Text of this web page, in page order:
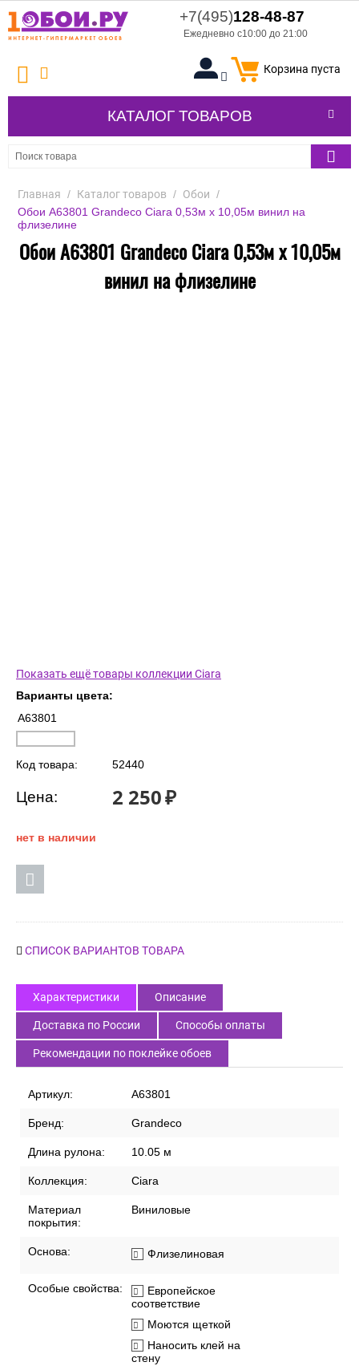
+7(495)128-48-87
Ежедневно с10:00 до 21:00
Корзина пуста
КАТАЛОГ ТОВАРОВ
Главная / Каталог товаров / Обои /
Обои A63801 Grandeco Ciara 0,53м x 10,05м винил на
флизелине
Обои A63801 Grandeco Ciara 0,53м x 10,05м
винил на флизелине
Показать ещё товары коллекции Ciara
Варианты цвета:
A63801
Код товара: 52440
Цена: 2 250₽
нет в наличии
СПИСОК ВАРИАНТОВ ТОВАРА
Характеристики Описание
Доставка по России Способы оплаты
Рекомендации по поклейке обоев
Артикул: A63801
Бренд: Grandeco
Длина рулона: 10.05 м
Коллекция: Ciara
Материал
покрытия:
Виниловые
Основа: Флизелиновая
Особые свойства:
Европейское
соответствие
Моются щеткой
Наносить клей на
стену